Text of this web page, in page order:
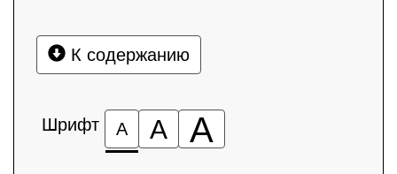
К содержанию
Шрифт А А А